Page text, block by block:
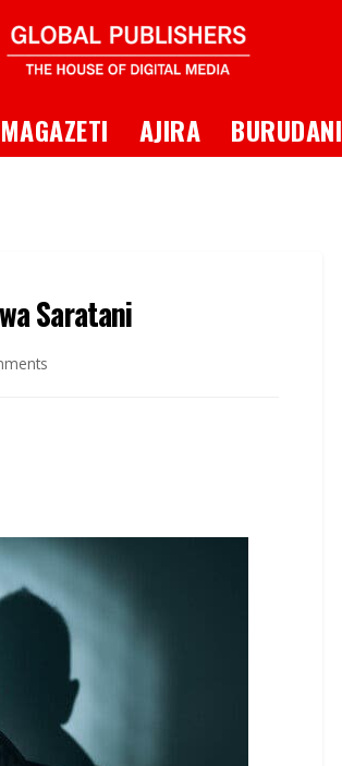
MAGAZETI AJIRA BURUDANI
Saratani